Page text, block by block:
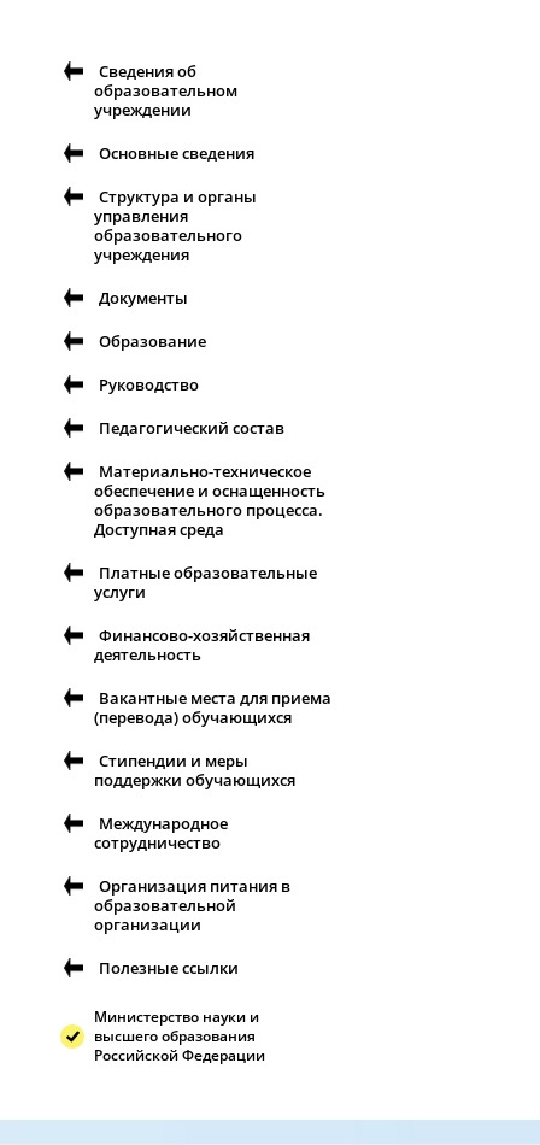
Сведения об
образовательном
учреждении
Основные сведения
Структура и органы
управления
образовательного
учреждения
Документы
Образование
Руководство
Педагогический состав
Материально-техническое
обеспечение и оснащенность
образовательного процесса.
Доступная среда
Платные образовательные
услуги
Финансово-хозяйственная
деятельность
Вакантные места для приема
(перевода) обучающихся
Стипендии и меры
поддержки обучающихся
Международное
сотрудничество
Организация питания в
образовательной
организации
Полезные ссылки
Министерство науки и
высшего образования
Российской Федерации